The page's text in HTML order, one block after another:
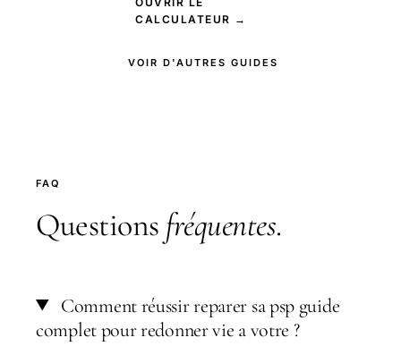
CALCULATEUR →
VOIR D'AUTRES GUIDES
FAQ
Questions fréquentes.
Comment réussir reparer sa psp guide
complet pour redonner vie a votre ?